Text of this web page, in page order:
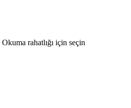
Okuma rahatlığı için seçin